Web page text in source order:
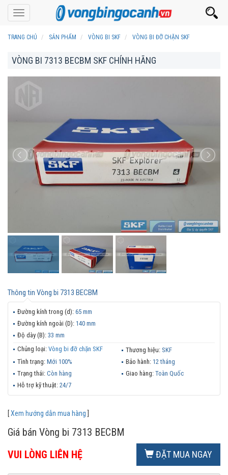
Toggle
navigation
TRANG CHỦ SẢN PHẨM VÒNG BI SKF VÒNG BI ĐỠ CHẶN SKF
VÒNG BI 7313 BECBM SKF CHÍNH HÃNG
Thông tin Vòng bi 7313 BECBM
Đường kính trong (d): 65 mm
Đường kính ngoài (D): 140 mm
Độ dày (B): 33 mm
Chủng loại: Vòng bi đỡ chặn SKF Thương hiệu: SKF
Tình trạng: Mới 100% Bảo hành: 12 tháng
Trạng thái: Còn hàng Giao hàng: Toàn Quốc
Hỗ trợ kỹ thuật: 24/7
[Xem hướng dẫn mua hàng
Giá bán Vòng bi 7313 BECBM
VUI LÒNG LIÊN HỆ
ĐẶT MUA NGAY